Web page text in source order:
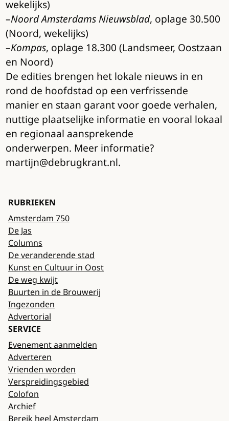
wekelijks)
–Noord Amsterdams Nieuwsblad, oplage 30.500
(Noord, wekelijks)
–Kompas, oplage 18.300 (Landsmeer, Oostzaan
en Noord)
De edities brengen het lokale nieuws in en
rond de hoofdstad op een verfrissende
manier en staan garant voor goede verhalen,
nuttige plaatselijke informatie en vooral lokaal
en regionaal aansprekende
onderwerpen. Meer informatie?
martijn@debrugkrant.nl.
RUBRIEKEN
Amsterdam 750
De Jas
Columns
De veranderende stad
Kunst en Cultuur in Oost
De weg kwijt
Buurten in de Brouwerij
Ingezonden
Advertorial
SERVICE
Evenement aanmelden
Adverteren
Vrienden worden
Verspreidingsgebied
Colofon
Archief
Bereik heel Amsterdam